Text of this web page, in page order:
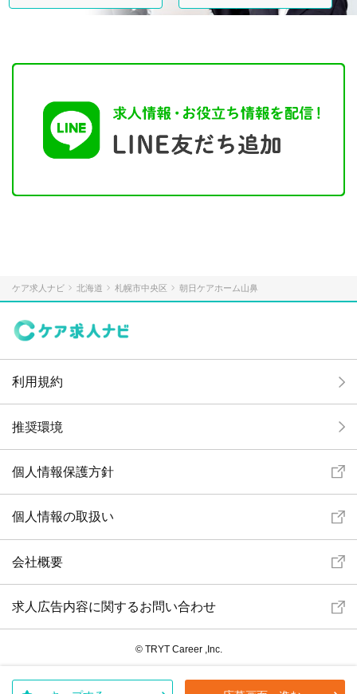
ケア求人ナビ 北海道 札幌市中央区 朝日ケアホーム山鼻
利用規約
推奨環境
個人情報保護方針
個人情報の取扱い
会社概要
求人広告内容に関するお問い合わせ
© TRYT Career ,Inc.